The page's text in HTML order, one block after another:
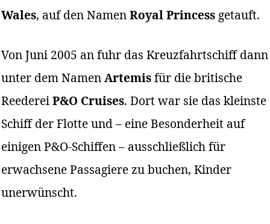
Wales, auf den NamenRoyal Princess getauft.
Von Juni 2005 an fuhr das Kreuzfahrtschiff dann
unter dem NamenArtemisfür die britische
ReedereiP&O Cruises. Dort war sie das kleinste
Schiff der Flotte und – eine Besonderheit auf
einigen P&O-Schiffen – ausschließlich für
erwachsene Passagiere zu buchen, Kinder
unerwünscht.